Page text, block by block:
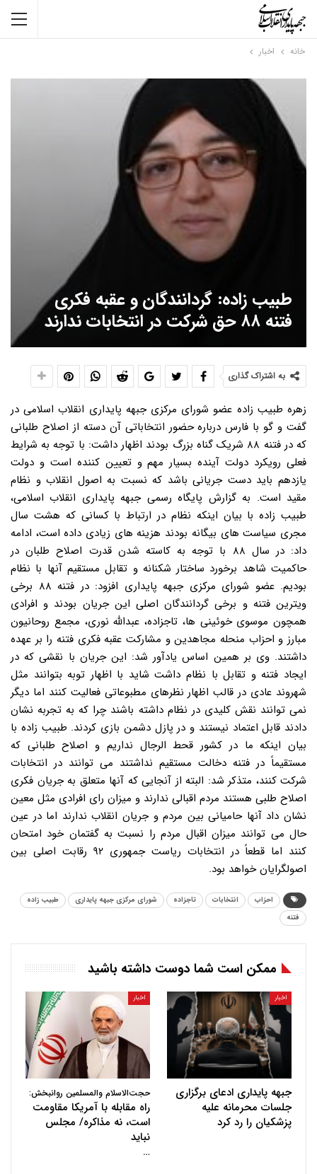
خانه اخبار
طبیب زاده: گردانندگان و عقبه فکری
فتنه ۸۸ حق شرکت در انتخابات ندارند
به اشتراک گذاری
زهره طبیب زاده عضو شورای مرکزی جبهه پایداری انقلاب اسلامی در
گفت و گو با فارس درباره حضور انتخاباتی آن دسته از اصلاح طلبانی
که در فتنه ۸۸ شریک گناه بزرگ بودند اظهار داشت: با توجه به شرایط
فعلی رویکرد دولت آینده بسیار مهم و تعیین کننده است و دولت
یازدهم باید دست جریانی باشد که نسبت به اصول انقلاب و نظام
مقید است. به گزارش پایگاه رسمی جبهه پایداری انقلاب اسلامی،
طبیب زاده با بیان اینکه نظام در ارتباط با کسانی که هشت سال
مجری سیاست های بیگانه بودند هزینه های زیادی داده است، ادامه
داد: در سال ۸۸ با توجه به کاسته شدن قدرت اصلاح طلبان در
حاکمیت شاهد برخورد ساختار شکنانه و تقابل مستقیم آنها با نظام
بودیم. عضو شورای مرکزی جبهه پایداری افزود: در فتنه ۸۸ برخی
ویترین فتنه و برخی گردانندگان اصلی این جریان بودند و افرادی
همچون موسوی خوئینی ها، تاجزاده، عبدالله نوری، مجمع روحانیون
مبارز و احزاب منحله مجاهدین و مشارکت عقبه فکری فتنه را بر عهده
داشتند. وی بر همین اساس یادآور شد: این جریان با نقشی که در
ایجاد فتنه و تقابل با نظام داشت شاید با اظهار توبه بتوانند مثل
شهروند عادی در قالب اظهار نظرهای مطبوعاتی فعالیت کنند اما دیگر
نمی توانند نقش کلیدی در نظام داشته باشند چرا که به تجربه نشان
دادند قابل اعتماد نیستند و در پازل دشمن بازی کردند. طبیب زاده با
بیان اینکه ما در کشور قحط الرجال نداریم و اصلاح طلبانی که
مستقیماً در فتنه دخالت مستقیم نداشتند می توانند در انتخابات
شرکت کنند، متذکر شد: البته از آنجایی که آنها متعلق به جریان فکری
اصلاح طلبی هستند مردم اقبالی ندارند و میزان رای افرادی مثل معین
نشان داد آنها حامیانی بین مردم و جریان انقلاب ندارند اما در عین
حال می توانند میزان اقبال مردم را نسبت به گفتمان خود امتحان
کنند اما قطعاً در انتخابات ریاست جمهوری ۹۲ رقابت اصلی بین
اصولگرایان خواهد بود.
احزاب انتخابات تاجزاده شورای مرکزی جبهه پایداری
طبیب زاده
فتنه
ممکن است شما دوست داشته باشید
اخبار
جبهه پایداری ادعای برگزاری
جلسات محرمانه علیه
پزشکیان را رد کرد
اخبار
حجت‌الاسلام والمسلمین روانبخش:
راه مقابله با آمریکا مقاومت
است، نه مذاکره/ مجلس
نباید
…